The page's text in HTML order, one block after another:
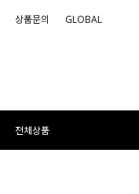
상품문의 GLOBAL
전체상품